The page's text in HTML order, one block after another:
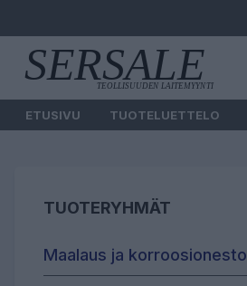
ETUSIVU TUOTELUETTELO
TUOTERYHMÄT
Maalaus ja korroosionesto